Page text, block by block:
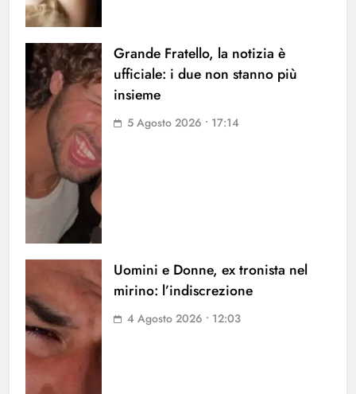
Grande Fratello, la notizia è
ufficiale: i due non stanno più
insieme
5 Agosto 2026 • 17:14
Uomini e Donne, ex tronista nel
mirino: l’indiscrezione
4 Agosto 2026 • 12:03